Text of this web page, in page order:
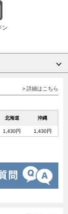
ン
> 詳細はこちら
北海道 沖縄
1,430円 1,430円